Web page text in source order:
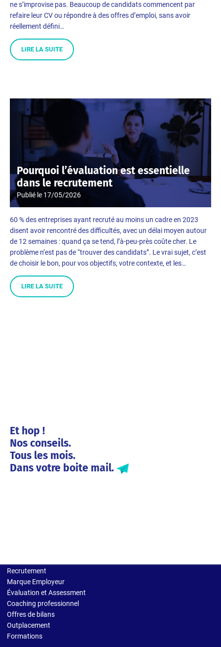
ne s’improvise pas. Beaucoup de candidats commencent par
refaire leur CV ou répondre à des offres d’emploi, sans avoir
réellement défini…
LIRE LA SUITE
Pourquoi l’évaluation est essentielle
dans le recrutement
Publié le 17/05/2026
60 % des entreprises ayant recruté au moins un cadre en 2023
disent avoir rencontré des difficultés, avec un délai moyen autour
de 12 semaines : quand ça se tend, l’à-peu-près coûte cher. Le
problème n’est pas de “trouver des candidats”. Le vrai sujet, c’est
de choisir le bon, pour vos objectifs, votre contexte, et les…
LIRE LA SUITE
Et hop !
Nos conseils.
Tous les mois.
Dans votre boite mail.
Recrutement
Marque Employeur
Évaluation et Assessment
Coaching professionnel
Offres de bilans
Outplacement
Formations